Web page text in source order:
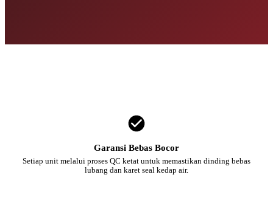
Garansi Bebas Bocor
Setiap unit melalui proses QC ketat untuk memastikan dinding bebas
lubang dan karet seal kedap air.